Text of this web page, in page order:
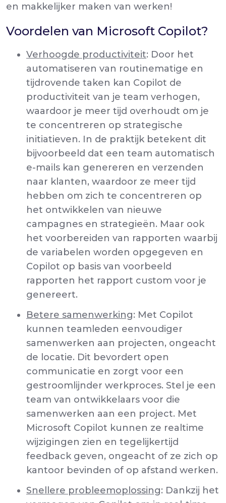
en makkelijker maken van werken!
Voordelen van Microsoft Copilot?
Verhoogde productiviteit: Door het
automatiseren van routinematige en
tijdrovende taken kan Copilot de
productiviteit van je team verhogen,
waardoor je meer tijd overhoudt om je
te concentreren op strategische
initiatieven. In de praktijk betekent dit
bijvoorbeeld dat een team automatisch
e-mails kan genereren en verzenden
naar klanten, waardoor ze meer tijd
hebben om zich te concentreren op
het ontwikkelen van nieuwe
campagnes en strategieën. Maar ook
het voorbereiden van rapporten waarbij
de variabelen worden opgegeven en
Copilot op basis van voorbeeld
rapporten het rapport custom voor je
genereert.
Betere samenwerking: Met Copilot
kunnen teamleden eenvoudiger
samenwerken aan projecten, ongeacht
de locatie. Dit bevordert open
communicatie en zorgt voor een
gestroomlijnder werkproces. Stel je een
team van ontwikkelaars voor die
samenwerken aan een project. Met
Microsoft Copilot kunnen ze realtime
wijzigingen zien en tegelijkertijd
feedback geven, ongeacht of ze zich op
kantoor bevinden of op afstand werken.
Snellere probleemoplossing: Dankzij het